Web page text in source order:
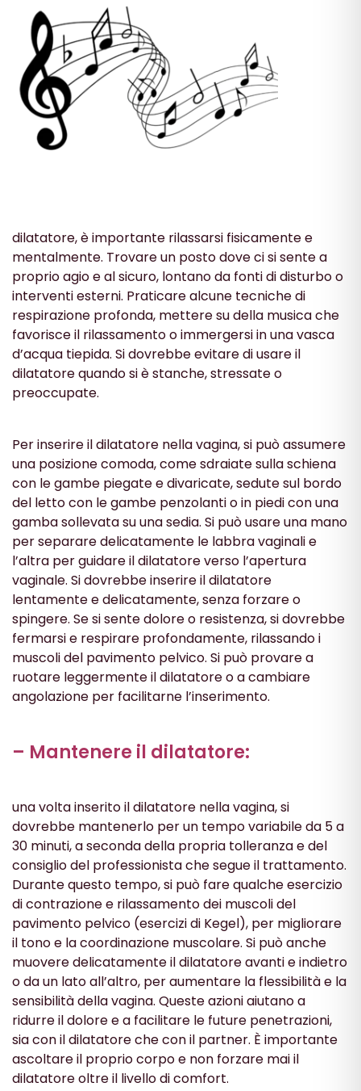
dilatatore, è importante rilassarsi fisicamente e
mentalmente. Trovare un posto dove ci si sente a
proprio agio e al sicuro, lontano da fonti di disturbo o
interventi esterni. Praticare alcune tecniche di
respirazione profonda, mettere su della musica che
favorisce il rilassamento o immergersi in una vasca
d’acqua tiepida. Si dovrebbe evitare di usare il
dilatatore quando si è stanche, stressate o
preoccupate.
Per inserire il dilatatore nella vagina, si può assumere
una posizione comoda, come sdraiate sulla schiena
con le gambe piegate e divaricate, sedute sul bordo
del letto con le gambe penzolanti o in piedi con una
gamba sollevata su una sedia. Si può usare una mano
per separare delicatamente le labbra vaginali e
l’altra per guidare il dilatatore verso l’apertura
vaginale. Si dovrebbe inserire il dilatatore
lentamente e delicatamente, senza forzare o
spingere. Se si sente dolore o resistenza, si dovrebbe
fermarsi e respirare profondamente, rilassando i
muscoli del pavimento pelvico. Si può provare a
ruotare leggermente il dilatatore o a cambiare
angolazione per facilitarne l’inserimento.
– Mantenere il dilatatore:
una volta inserito il dilatatore nella vagina, si
dovrebbe mantenerlo per un tempo variabile da 5 a
30 minuti, a seconda della propria tolleranza e del
consiglio del professionista che segue il trattamento.
Durante questo tempo, si può fare qualche esercizio
di contrazione e rilassamento dei muscoli del
pavimento pelvico (esercizi di Kegel), per migliorare
il tono e la coordinazione muscolare. Si può anche
muovere delicatamente il dilatatore avanti e indietro
o da un lato all’altro, per aumentare la flessibilità e la
sensibilità della vagina. Queste azioni aiutano a
ridurre il dolore e a facilitare le future penetrazioni,
sia con il dilatatore che con il partner. È importante
ascoltare il proprio corpo e non forzare mai il
dilatatore oltre il livello di comfort.